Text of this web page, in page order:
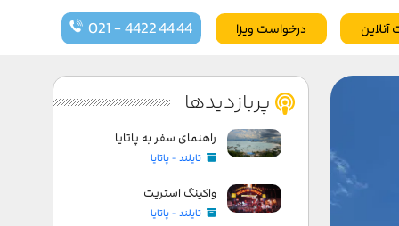
درخواست ویزا 021 - 4422 44 44 آنلاین
پربازدیدها
راهنمای سفر به پاتایا
تایلند - پاتایا
واکینگ استریت
تایلند - پاتایا